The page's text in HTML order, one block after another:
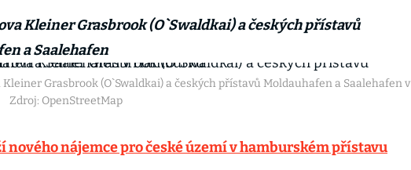
Kleiner Grasbrook (O`Swaldkai) a českých přístavů
a Saalehafen
Kleiner Grasbrook (O`Swaldkai) a českých přístavů Moldauhafen a Saalehafen v
Zdroj: OpenStreetMap
nového nájemce pro české území v hamburském přístavu